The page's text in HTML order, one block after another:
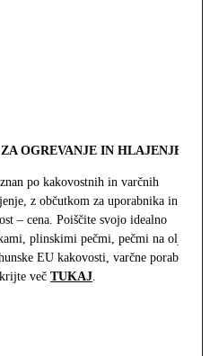
OGREVANJE IN HLAJENJE
po kakovostnih in varčnih
z občutkom za uporabnika in z
– cena. Poiščite svojo idealno
plinskimi pečmi, pečmi na olje
EU kakovosti, varčne porabe
več TUKAJ.